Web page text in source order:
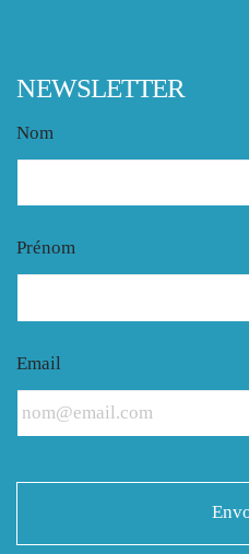
NEWSLETTER
Nom
Prénom
Email